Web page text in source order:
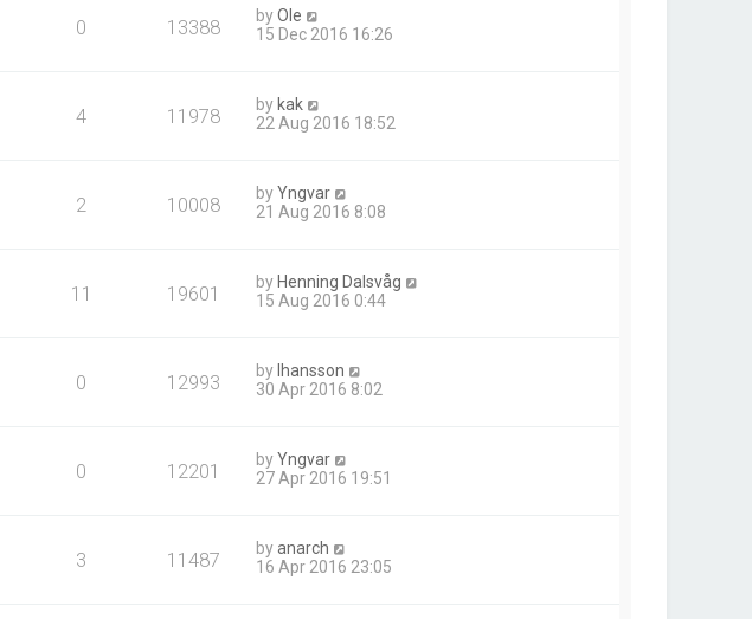
0 13388 byOle
15 Dec 2016 16:26
4 11978 by kak
22 Aug 2016 18:52
2 10008 byYngvar
21 Aug 2016 8:08
11 19601 by Henning Dalsvåg
15 Aug 2016 0:44
0 12993 by lhansson
30 Apr 2016 8:02
0 12201 byYngvar
27 Apr 2016 19:51
3 11487 byanarch
16 Apr 2016 23:05